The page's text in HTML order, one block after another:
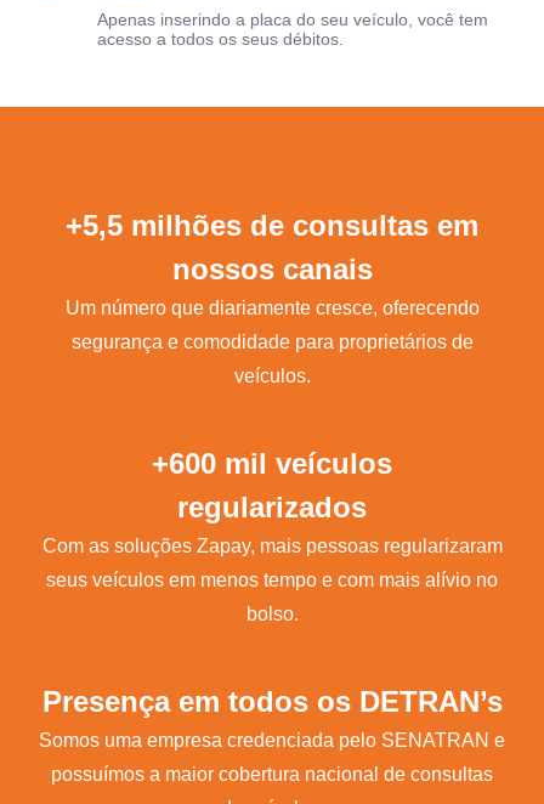
Apenas inserindo a placa do seu veículo, você tem
acesso a todos os seus débitos.
+5,5 milhões de consultas em
nossos canais
Um número que diariamente cresce, oferecendo
segurança e comodidade para proprietários de
veículos.
+600 mil veículos
regularizados
Com as soluções Zapay, mais pessoas regularizaram
seus veículos em menos tempo e com mais alívio no
bolso.
Presença em todos os DETRAN’s
Somos uma empresa credenciada pelo SENATRAN e
possuímos a maior cobertura nacional de consultas